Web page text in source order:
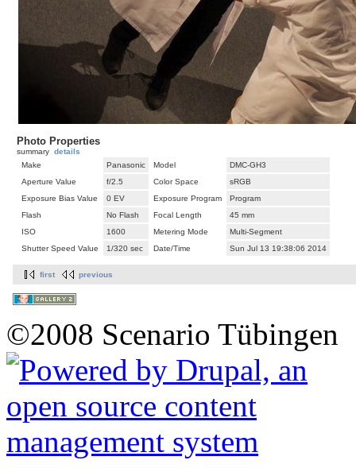
Photo Properties
summary details
Make
Panasonic Model
DMC-GH3
Aperture Value
f/2.5 Color Space
sRGB
Exposure Bias Value
0 EV Exposure Program
Program
Flash
No Flash Focal Length
45 mm
ISO
1600 Metering Mode
Multi-Segment
Shutter Speed Value
1/320 sec Date/Time Sun Jul 13 19:38:06 2014
first previous
©2008 Scenario Tübingen